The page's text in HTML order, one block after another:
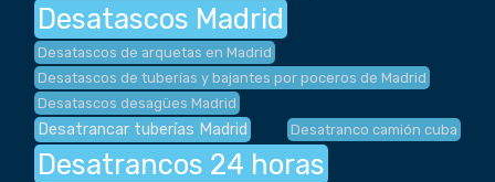
Desatascos Madrid
Desatascos de arquetas en Madrid
Desatascos de tuberías y bajantes por poceros de Madrid
Desatascos desagües Madrid
Desatrancar tuberías Madrid Desatranco camión cuba
Desatrancos 24 horas